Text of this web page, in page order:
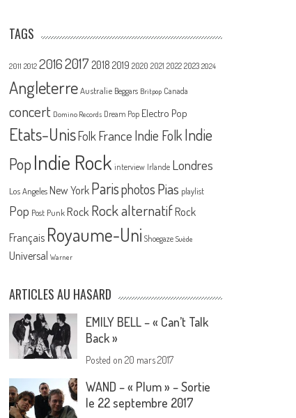
TAGS
2011 2012 20162017 2018 2019 2020 2021 2022 2023 2024
Angleterre Australie Beggars Britpop Canada
concert Domino Records Dream Pop Electro Pop
Etats-UnisFolk France Indie FolkIndie
PopIndie Rock interview Irlande Londres
Los Angeles New York Parisphotos Pias playlist
Pop Post Punk Rock Rock alternatif Rock
Français Royaume-Uni Shoegaze Suède
Universal Warner
ARTICLES AU HASARD
EMILY BELL – « Can’t Talk
Back »
Posted on20 mars 2017
WAND – « Plum » – Sortie
le 22 septembre 2017